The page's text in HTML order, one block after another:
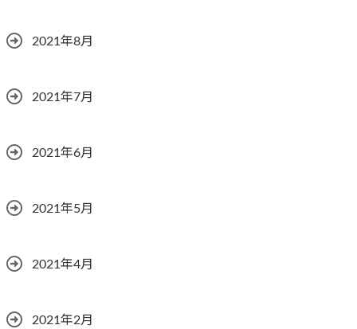
2021年8月
2021年7月
2021年6月
2021年5月
2021年4月
2021年2月